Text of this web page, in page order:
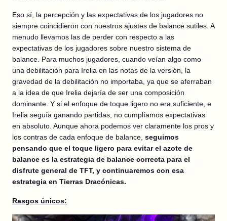
Eso sí, la percepción y las expectativas de los jugadores no
siempre coincidieron con nuestros ajustes de balance sutiles. A
menudo llevamos las de perder con respecto a las
expectativas de los jugadores sobre nuestro sistema de
balance. Para muchos jugadores, cuando veían algo como
una debilitación para Irelia en las notas de la versión, la
gravedad de la debilitación no importaba, ya que se aferraban
a la idea de que Irelia dejaría de ser una composición
dominante. Y si el enfoque de toque ligero no era suficiente, e
Irelia seguía ganando partidas, no cumplíamos expectativas
en absoluto. Aunque ahora podemos ver claramente los pros y
los contras de cada enfoque de balance, seguimos
pensando que el toque ligero para evitar el azote de
balance es la estrategia de balance correcta para el
disfrute general de TFT, y continuaremos con esa
estrategia en Tierras Dracónicas.
Rasgos únicos: